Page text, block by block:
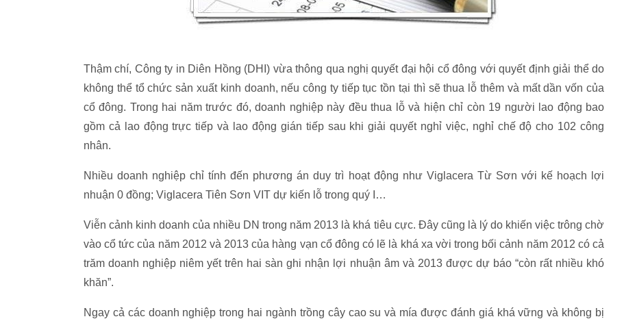
Thậm chí, Công ty in Diên Hồng (DHI) vừa thông qua nghị quyết đại hội cổ đông với quyết định giải thể do
không thể tổ chức sản xuất kinh doanh, nếu công ty tiếp tục tồn tại thì sẽ thua lỗ thêm và mất dần vốn của
cổ đông. Trong hai năm trước đó, doanh nghiệp này đều thua lỗ và hiện chỉ còn 19 người lao động bao
gồm cả lao động trực tiếp và lao động gián tiếp sau khi giải quyết nghỉ việc, nghỉ chế độ cho 102 công
nhân.
Nhiều doanh nghiệp chỉ tính đến phương án duy trì hoạt động như Viglacera Từ Sơn với kế hoạch lợi
nhuận 0 đồng; Viglacera Tiên Sơn VIT dự kiến lỗ trong quý I…
Viễn cảnh kinh doanh của nhiều DN trong năm 2013 là khá tiêu cực. Đây cũng là lý do khiến việc trông chờ
vào cổ tức của năm 2012 và 2013 của hàng vạn cổ đông có lẽ là khá xa vời trong bối cảnh năm 2012 có cả
trăm doanh nghiệp niêm yết trên hai sàn ghi nhận lợi nhuận âm và 2013 được dự báo “còn rất nhiều khó
khăn”.
Ngay cả các doanh nghiệp trong hai ngành trồng cây cao su và mía được đánh giá khá vững và không bị